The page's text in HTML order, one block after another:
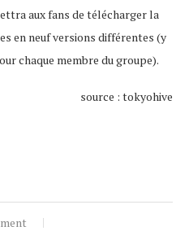
aux fans de télécharger la
en neuf versions différentes (y
chaque membre du groupe).
source : tokyohive